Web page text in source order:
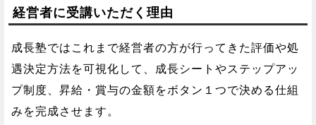
経営者に受講いただく理由
成長塾ではこれまで経営者の方が行ってきた評価や処
遇決定方法を可視化して、成長シートやステップアッ
プ制度、昇給・賞与の金額をボタン１つで決める仕組
みを完成させます。